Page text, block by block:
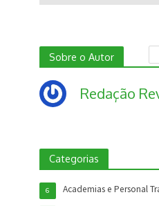
Sobre o Autor
Redação
Categorias
Academias e Personal
6